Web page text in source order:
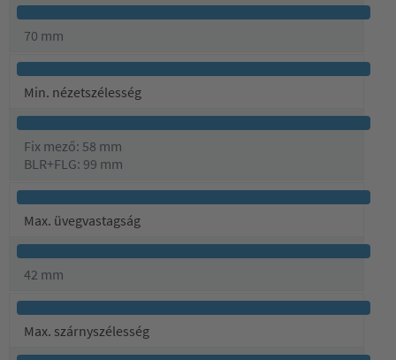
70 mm
Min. nézetszélesség
Fix mező: 58 mm
BLR+FLG: 99 mm
Max. üvegvastagság
42 mm
Max. szárnyszélesség